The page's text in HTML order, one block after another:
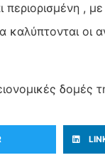
περιορισμένη
καλύπτονται
δομές